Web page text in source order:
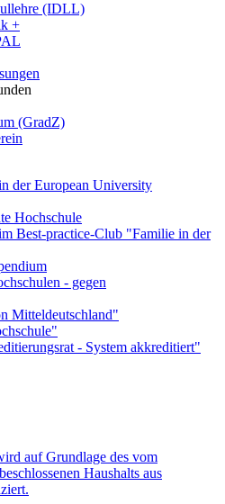
(IDLL)
+
(GradZ)
auf Grundlage des vom
Haushalts aus